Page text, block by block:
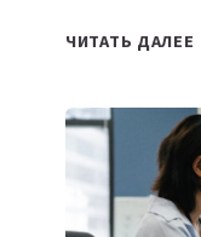
ЧИТАТЬ ДАЛЕЕ